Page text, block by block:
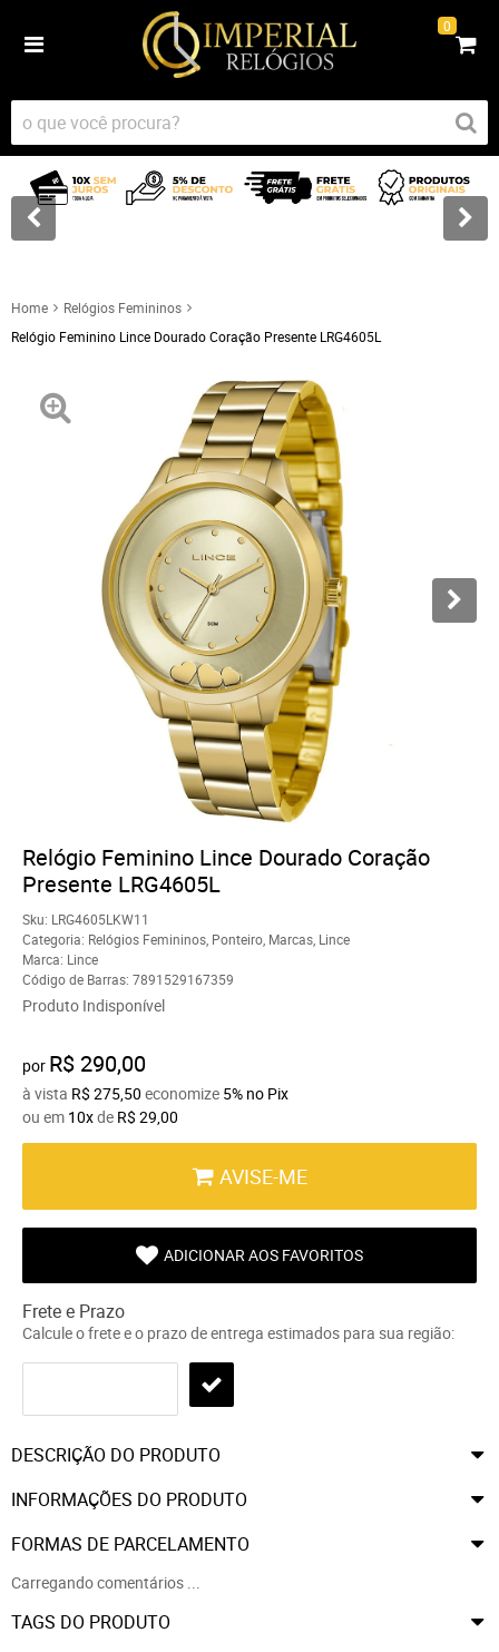
0
Home
Relógios Femininos
Relógio Feminino Lince Dourado Coração Presente LRG4605L
Relógio Feminino Lince Dourado Coração
Presente LRG4605L
Sku: LRG4605LKW11
Categoria: Relógios Femininos Ponteiro Marcas Lince
Marca: Lince
Código de Barras: 7891529167359
Produto Indisponível
por R$ 290,00
à vista R$ 275,50 economize 5% no Pix
ou em 10xde R$ 29,00
AVISE-ME
ADICIONAR AOS FAVORITOS
Frete e Prazo
Calcule o frete e o prazo de entrega estimados para sua região:
DESCRIÇÃO DO PRODUTO
INFORMAÇÕES DO PRODUTO
FORMAS DE PARCELAMENTO
Carregando comentários ...
TAGS DO PRODUTO